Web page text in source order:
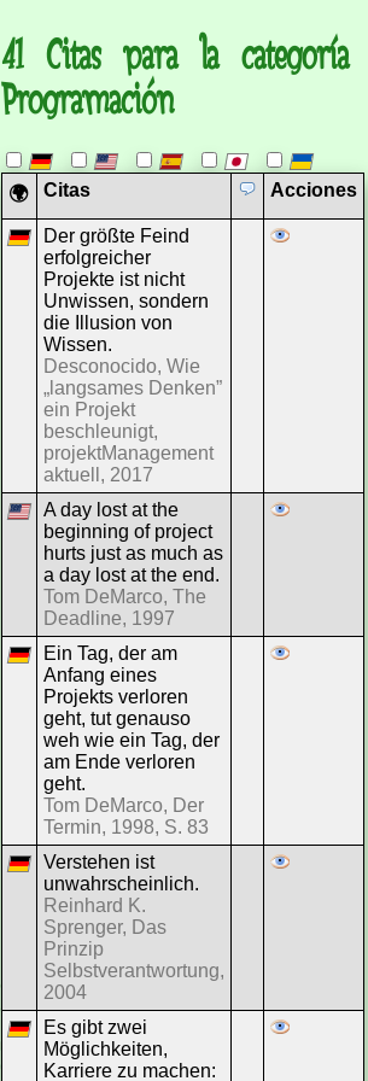
41 Citas para la categoría
Programación
🌍 Citas Acciones
Der größte Feind
erfolgreicher
Projekte ist nicht
Unwissen, sondern
die Illusion von
Wissen.
Desconocido, Wie
„langsames Denken”
ein Projekt
beschleunigt,
projektManagement
aktuell, 2017
A day lost at the
beginning of project
hurts just as much as
a day lost at the end.
Tom DeMarco, The
Deadline, 1997
Ein Tag, der am
Anfang eines
Projekts verloren
geht, tut genauso
weh wie ein Tag, der
am Ende verloren
geht.
Tom DeMarco, Der
Termin, 1998, S. 83
Verstehen ist
unwahrscheinlich.
Reinhard K.
Sprenger, Das
Prinzip
Selbstverantwortung,
2004
Es gibt zwei
Möglichkeiten,
Karriere zu machen: